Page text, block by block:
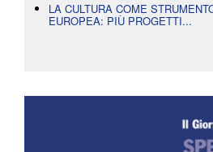
LA CULTURA COME
EUROPEA: PIÙ PROGETTI...